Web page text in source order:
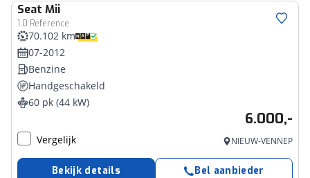
Seat Mii
1.0 Reference
70.102 km
07-2012
Benzine
Handgeschakeld
60 pk (44 kW)
6.000,-
Vergelijk NIEUW-VENNEP
Bekijk details Bel aanbieder